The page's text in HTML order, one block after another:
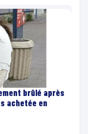
brûlé après
achetée en